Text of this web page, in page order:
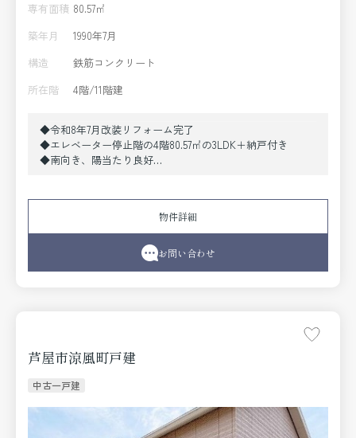
専有面積 80.57㎡
築年月
1990年7月
構造
鉄筋コンクリート
所在階
4階/11階建
◆令和8年7月改装リフォーム完了
◆エレベーター停止階の4階80.57㎡の3LDK＋納戸付き
◆南向き、陽当たり良好
●設備取替〔システムキッチン（食洗機付）、ユニットバ
ス、トイレ、洗面化粧台、〕●クロス全室貼替●床材取替
●建具取替●配管取替 他
物件詳細
お問い合わせ
芦屋市涼風町戸建
中古一戸建